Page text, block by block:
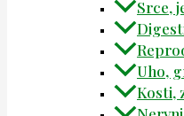
Srce,
Uho,
Kosti,